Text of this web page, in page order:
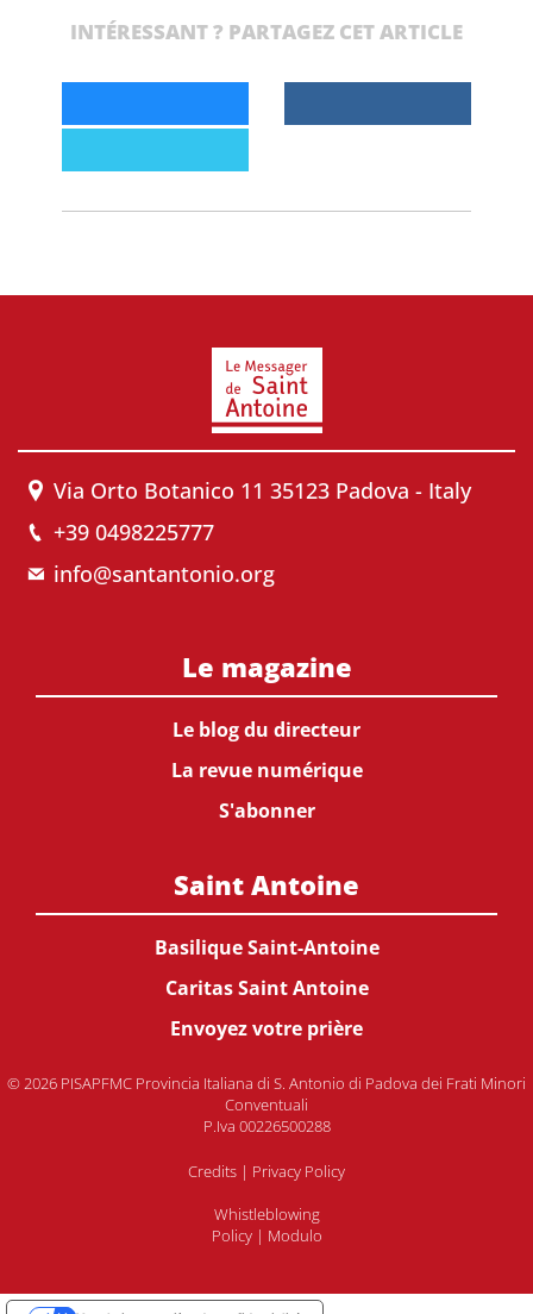
INTÉRESSANT ? PARTAGEZ CET ARTICLE
Via Orto Botanico 11 35123 Padova - Italy
+39 0498225777
info@santantonio.org
Le magazine
Le blog du directeur
La revue numérique
S'abonner
Saint Antoine
Basilique Saint-Antoine
Caritas Saint Antoine
Envoyez votre prière
© 2026 PISAPFMC Provincia Italiana di S. Antonio di Padova dei Frati Minori
Conventuali
P.Iva 00226500288
Credits | Privacy Policy
Whistleblowing
Policy| Modulo